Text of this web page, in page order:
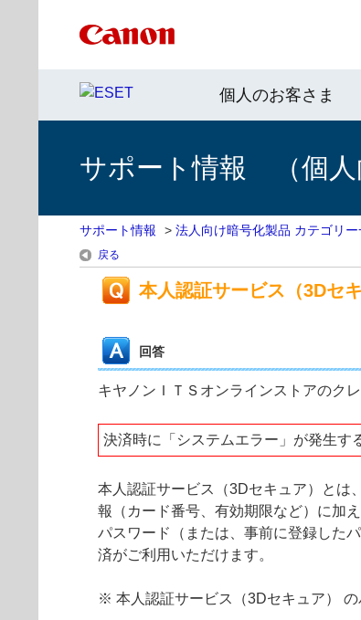
個人のお客さま
サポート情報 （個人
サポート情報 > 法人向け暗号化製品 カテゴリー
戻る
本人認証サービス（3Dセ
回答
キヤノンＩＴＳオンラインストアのク
決済時に「システムエラー」が発生す
本人認証サービス（3Dセキュア）とは
報（カード番号、有効期限など）に加
パスワード（または、事前に登録した
済がご利用いただけます。
※ 本人認証サービス（3Dセキュア）